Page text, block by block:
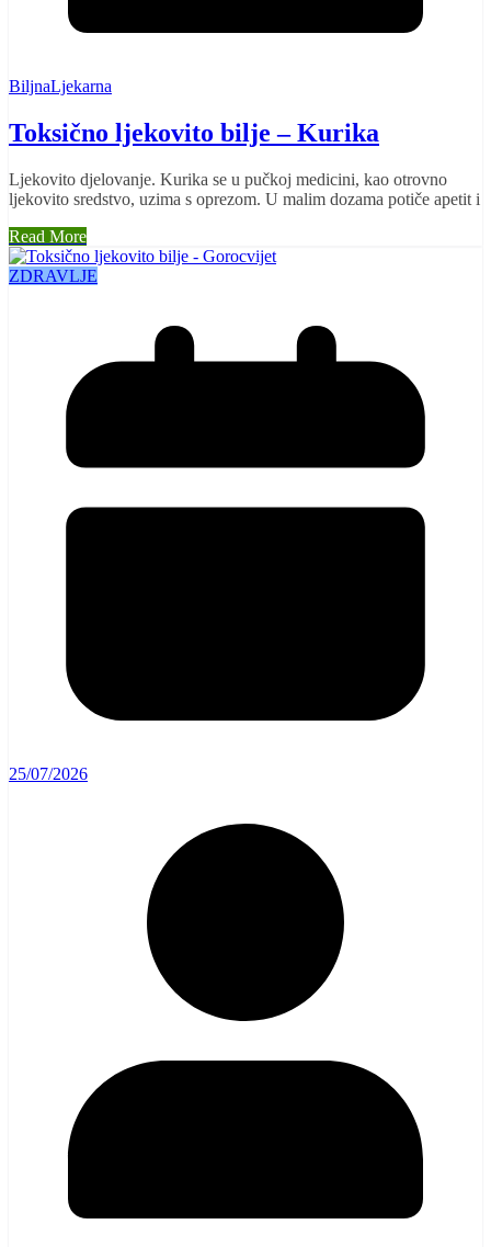
BiljnaLjekarna
Toksično ljekovito bilje – Kurika
Ljekovito djelovanje. Kurika se u pučkoj medicini, kao otrovno
ljekovito sredstvo, uzima s oprezom. U malim dozama potiče apetit i
Read More
ZDRAVLJE
25/07/2026